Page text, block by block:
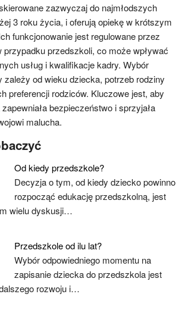
zazwyczaj do najmłodszych
3 roku życia, i oferują opiekę w krótszym
funkcjonowanie jest regulowane przez
przypadku przedszkoli, co może wpływać
usług i kwalifikacje kadry. Wybór
zależy od wieku dziecka, potrzeb rodziny
preferencji rodziców. Kluczowe jest, aby
bezpieczeństwo i sprzyjała
malucha.
Od kiedy przedszkole?
Decyzja o tym, od kiedy dziecko powinno
rozpocząć edukację przedszkolną, jest
wielu dyskusji…
Przedszkole od ilu lat?
Wybór odpowiedniego momentu na
zapisanie dziecka do przedszkola jest
rozwoju i…